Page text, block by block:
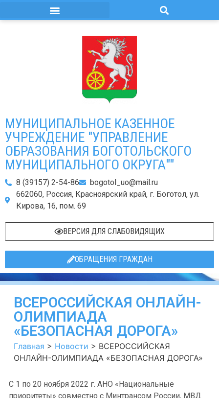
МУНИЦИПАЛЬНОЕ КАЗЕННОЕ
УЧРЕЖДЕНИЕ "УПРАВЛЕНИЕ
ОБРАЗОВАНИЯ БОГОТОЛЬСКОГО
МУНИЦИПАЛЬНОГО ОКРУГА""
8 (39157) 2-54-86
bogotol_uo@mail.ru
662060, Россия, Красноярский край, г. Боготол, ул.
Кирова, 16, пом. 69
ВЕРСИЯ ДЛЯ СЛАБОВИДЯЩИХ
ОБРАЩЕНИЯ ГРАЖДАН
ВСЕРОССИЙСКАЯ ОНЛАЙН-
ОЛИМПИАДА
«БЕЗОПАСНАЯ ДОРОГА»
Главная > Новости > ВСЕРОССИЙСКАЯ
ОНЛАЙН-ОЛИМПИАДА «БЕЗОПАСНАЯ ДОРОГА»
С 1 по 20 ноября 2022 г. АНО «Национальные
приоритеты» совместно с Минтрансом России, МВД